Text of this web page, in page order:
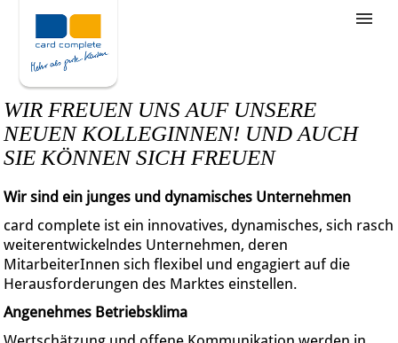
Stellenangebote
Unternehmensziele
Was wir bieten
Wie bewerbe ich mich
WIR FREUEN UNS AUF UNSERE
NEUEN KOLLEGINNEN! UND AUCH
SIE KÖNNEN SICH FREUEN
Wir sind ein junges und dynamisches Unternehmen
card complete ist ein innovatives, dynamisches, sich rasch
weiterentwickelndes Unternehmen, deren
MitarbeiterInnen sich flexibel und engagiert auf die
Herausforderungen des Marktes einstellen.
Angenehmes Betriebsklima